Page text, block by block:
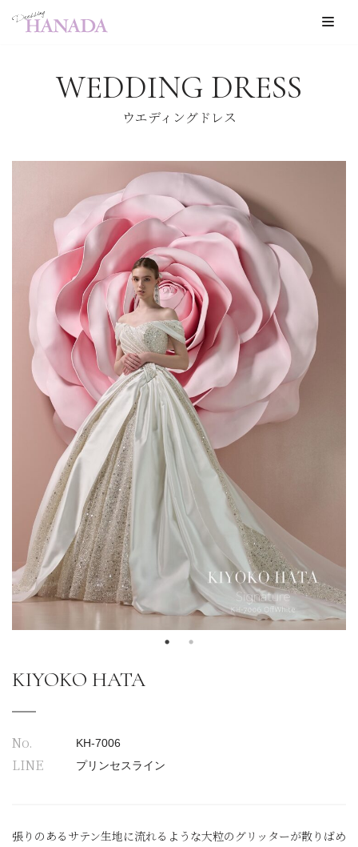
へ
WEDDING DRESS
ウエディングドレス
KIYOKO HATA
No. KH-7006
LINE プリンセスライン
張りのあるサテン生地に流れるような大粒のグリッターが散りばめ